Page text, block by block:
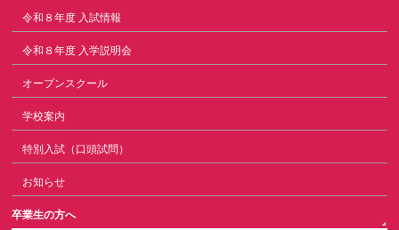
令和８年度 入試情報
令和８年度 入学説明会
オープンスクール
学校案内
特別入試（口頭試問）
お知らせ
卒業生の方へ